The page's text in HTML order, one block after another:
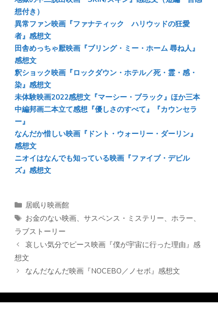
ok
想付き）
異常ファン映画『ファナティック ハリウッドの狂愛
者』感想文
田舎めっちゃ厭映画『ブリング・ミー・ホーム 尋ね人』
感想文
釈ショック映画『ロックダウン・ホテル／死・霊・感・
染』感想文
未体験映画2022感想文『マーシー・ブラック』ほか三本
中編邦画二本立て感想『優しさのすべて』『カウンセラ
ー』
なんだか惜しい映画『ドント・ウォーリー・ダーリン』
感想文
ニオイはなんでも知っている映画『ファイブ・デビル
ズ』感想文
カ
テ
ゴ
リ
ー
居眠り映画館
タ
グ
お金のない映画、 サスペンス・ミステリー、 ホラー、
ラブストーリー
哀しい気分でピース映画『僕が宇宙に行った理由』感
想文
なんだなんだ映画『NOCEBO／ノセボ』感想文